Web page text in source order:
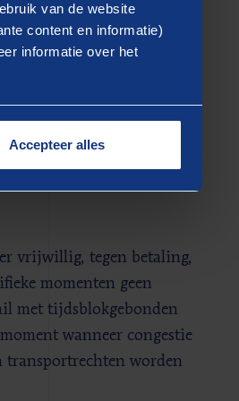
van de website
content en informatie)
informatie over het
Accepteer alles
vastgesteld aantal uren
beschikbaarheid van
per jaar mag vragen af
is daarom
vrijwillig, tegen betaling,
momenten geen
met tijdsblokgebonden
wanneer congestie
transportrechten worden